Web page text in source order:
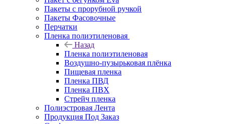
Пакеты с прорубной ручкой
Пакеты Фасовочные
Перчатки
Пленка полиэтиленовая
Назад
Пленка полиэтиленовая
Воздушно-пузырьковая плёнка
Пищевая пленка
Пленка ПВД
Пленка ПВХ
Стрейч пленка
Полиэстровая Лента
Продукция Под Заказ